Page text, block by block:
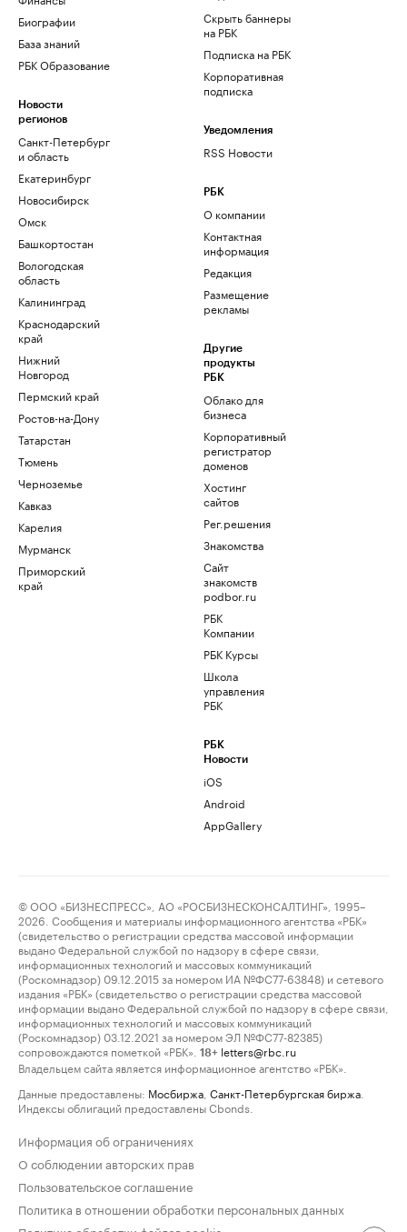
Биографии
База знаний
РБК Образование
Новости
регионов
Санкт-Петербург
и область
Екатеринбург
Новосибирск
Омск
Башкортостан
Вологодская
область
Калининград
Краснодарский
край
Нижний
Новгород
Пермский край
Ростов-на-Дону
Татарстан
Тюмень
Черноземье
Кавказ
Карелия
Мурманск
Приморский
край
Скрыть баннеры
на РБК
Подписка на РБК
Корпоративная
подписка
Уведомления
RSS Новости
РБК
О компании
Контактная
информация
Редакция
Размещение
рекламы
Другие
продукты
РБК
Облако для
бизнеса
Корпоративный
регистратор
доменов
Хостинг
сайтов
Рег.решения
Знакомства
Сайт
знакомств
podbor.ru
РБК
Компании
РБК Курсы
Школа
управления
РБК
РБК
Новости
iOS
Android
AppGallery
© ООО «БИЗНЕСПРЕСС», АО «РОСБИЗНЕСКОНСАЛТИНГ», 1995–
2026. Сообщения и материалы информационного агентства «РБК»
(свидетельство о регистрации средства массовой информации
выдано Федеральной службой по надзору в сфере связи,
информационных технологий и массовых коммуникаций
(Роскомнадзор) 09.12.2015 за номером ИА №ФС77-63848) и сетевого
издания «РБК» (свидетельство о регистрации средства массовой
информации выдано Федеральной службой по надзору в сфере связи,
информационных технологий и массовых коммуникаций
(Роскомнадзор) 03.12.2021 за номером ЭЛ №ФС77-82385)
сопровождаются пометкой «РБК».
18+ letters@rbc.ru
Владельцем сайта является информационное агентство «РБК».
Данные предоставлены: Мосбиржа Санкт-Петербургская биржа
Индексы облигаций предоставлены Cbonds.
Информация об ограничениях
О соблюдении авторских прав
Пользовательское соглашение
Политика в отношении обработки персональных данных